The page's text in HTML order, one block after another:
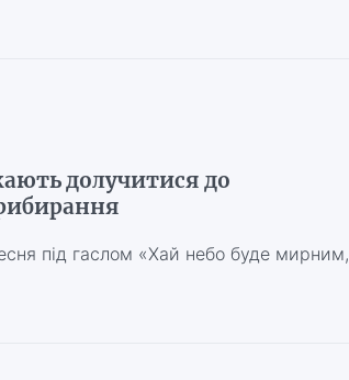
долучитися до
під гаслом «Хай небо буде мирним,